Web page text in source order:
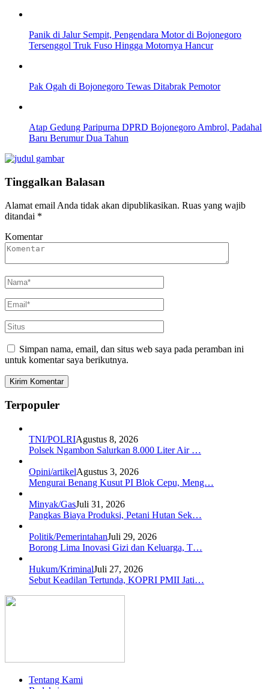
Panik di Jalur Sempit, Pengendara Motor di Bojonegoro
Tersenggol Truk Fuso Hingga Motornya Hancur
Pak Ogah di Bojonegoro Tewas Ditabrak Pemotor
Atap Gedung Paripurna DPRD Bojonegoro Ambrol, Padahal
Baru Berumur Dua Tahun
Tinggalkan Balasan
Alamat email Anda tidak akan dipublikasikan. Ruas yang wajib
ditandai *
Komentar
Simpan nama, email, dan situs web saya pada peramban ini
untuk komentar saya berikutnya.
Terpopuler
TNI/POLRIAgustus 8, 2026
Polsek Ngambon Salurkan 8.000 Liter Air …
Opini/artikelAgustus 3, 2026
Mengurai Benang Kusut PI Blok Cepu, Meng…
Minyak/GasJuli 31, 2026
Pangkas Biaya Produksi, Petani Hutan Sek…
Politik/PemerintahanJuli 29, 2026
Borong Lima Inovasi Gizi dan Keluarga, T…
Hukum/KriminalJuli 27, 2026
Sebut Keadilan Tertunda, KOPRI PMII Jati…
Tentang Kami